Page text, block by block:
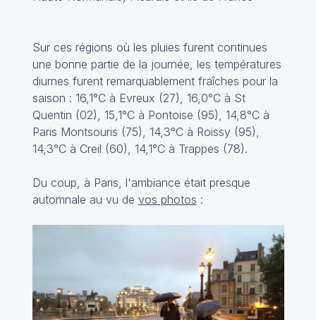
Sur ces régions où les pluies furent continues
une bonne partie de la journée, les températures
diurnes furent remarquablement fraîches pour la
saison : 16,1°C à Evreux (27), 16,0°C à St
Quentin (02), 15,1°C à Pontoise (95), 14,8°C à
Paris Montsouris (75), 14,3°C à Roissy (95),
14,3°C à Creil (60), 14,1°C à Trappes (78).
Du coup, à Paris, l'ambiance était presque
automnale au vu de vos photos :